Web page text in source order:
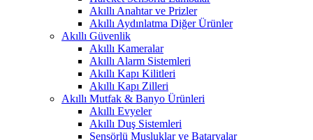
Akıllı Anahtar ve Prizler
Akıllı Aydınlatma Diğer Ürünler
Akıllı Güvenlik
Akıllı Kameralar
Akıllı Alarm Sistemleri
Akıllı Kapı Kilitleri
Akıllı Kapı Zilleri
Akıllı Mutfak & Banyo Ürünleri
Akıllı Evyeler
Akıllı Duş Sistemleri
Sensörlü Musluklar ve Bataryalar